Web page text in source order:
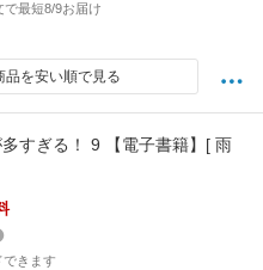
で最短8/9お届け
品を安い順で見る
すぎる！ 9 【電子書籍】[ 雨
きます